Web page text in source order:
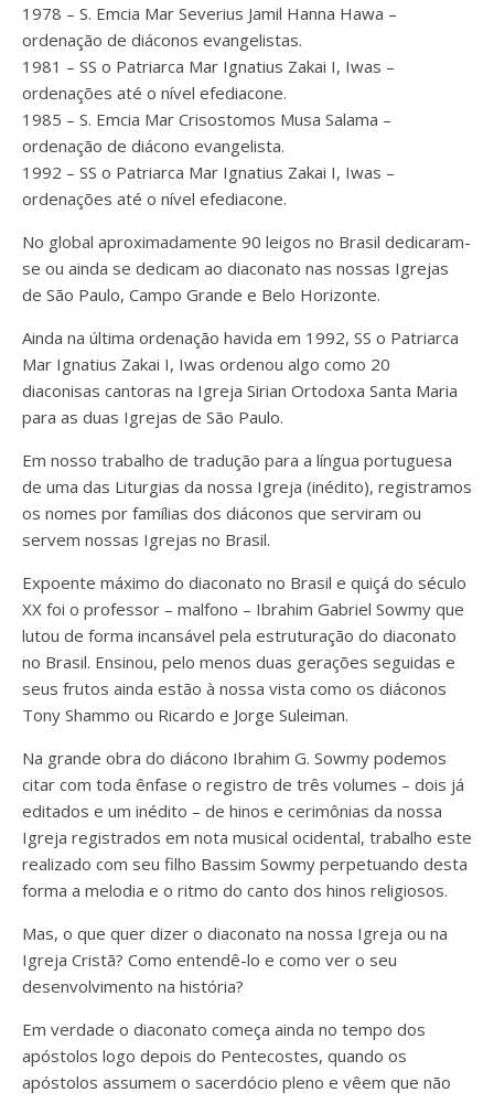
1978 – S. Emcia Mar Severius Jamil Hanna Hawa –
ordenação de diáconos evangelistas.
1981 – SS o Patriarca Mar Ignatius Zakai I, Iwas –
ordenações até o nível efediacone.
1985 – S. Emcia Mar Crisostomos Musa Salama –
ordenação de diácono evangelista.
1992 – SS o Patriarca Mar Ignatius Zakai I, Iwas –
ordenações até o nível efediacone.
No global aproximadamente 90 leigos no Brasil dedicaram-
se ou ainda se dedicam ao diaconato nas nossas Igrejas
de São Paulo, Campo Grande e Belo Horizonte.
Ainda na última ordenação havida em 1992, SS o Patriarca
Mar Ignatius Zakai I, Iwas ordenou algo como 20
diaconisas cantoras na Igreja Sirian Ortodoxa Santa Maria
para as duas Igrejas de São Paulo.
Em nosso trabalho de tradução para a língua portuguesa
de uma das Liturgias da nossa Igreja (inédito), registramos
os nomes por famílias dos diáconos que serviram ou
servem nossas Igrejas no Brasil.
Expoente máximo do diaconato no Brasil e quiçá do século
XX foi o professor – malfono – Ibrahim Gabriel Sowmy que
lutou de forma incansável pela estruturação do diaconato
no Brasil. Ensinou, pelo menos duas gerações seguidas e
seus frutos ainda estão à nossa vista como os diáconos
Tony Shammo ou Ricardo e Jorge Suleiman.
Na grande obra do diácono Ibrahim G. Sowmy podemos
citar com toda ênfase o registro de três volumes – dois já
editados e um inédito – de hinos e cerimônias da nossa
Igreja registrados em nota musical ocidental, trabalho este
realizado com seu filho Bassim Sowmy perpetuando desta
forma a melodia e o ritmo do canto dos hinos religiosos.
Mas, o que quer dizer o diaconato na nossa Igreja ou na
Igreja Cristã? Como entendê-lo e como ver o seu
desenvolvimento na história?
Em verdade o diaconato começa ainda no tempo dos
apóstolos logo depois do Pentecostes, quando os
apóstolos assumem o sacerdócio pleno e vêem que não